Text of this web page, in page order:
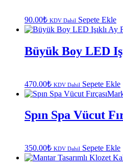
90.00₺ KDV Dahil Sepete Ekle
Büyük Boy LED
470.00₺ KDV Dahil Sepete Ekle
Spın Spa Vücut
350.00₺ KDV Dahil Sepete Ekle